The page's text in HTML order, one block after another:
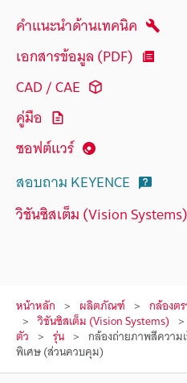
คำแนะนำด้านเทคนิค
เอกสารข้อมูล (PDF)
CAD / CAE
คู่มือ
ซอฟต์แวร์
สอบถาม KEYENCE
วิชันซิสเต็ม (Vision Systems)
หน้าหลัก ผลิตภัณฑ์ กล้องต
วิชันซิสเต็ม (Vision Systems)
ตัว รุ่น กล้องถ่ายภาพสีความ
พิเศษ (ส่วนควบคุม)